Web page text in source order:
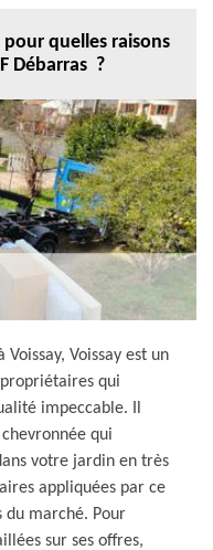
pour quelles raisons
Débarras ?
Voissay est un
qui
impeccable. Il
qui
votre jardin en très
appliquées par ce
du marché. Pour
sur ses offres,